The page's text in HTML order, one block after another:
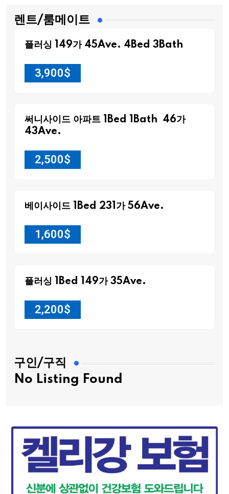
렌트/룸메이트
플러싱 149가 45Ave. 4Bed 3Bath
3,900$
써니사이드 아파트 1Bed 1Bath 46가
43Ave.
2,500$
베이사이드 1Bed 231가 56Ave.
1,600$
플러싱 1Bed 149가 35Ave.
2,200$
구인/구직
No Listing Found